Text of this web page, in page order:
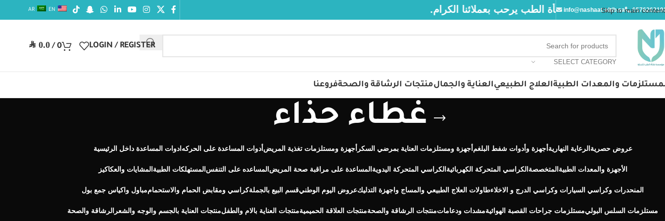
Skip to main content
info@nashaat-altib.sa
🔥✨❤️‍🔥 متجر نشأة الطب يرحب بعملائنا الكرام. EN
AR
SELECT CATEGORY
LOGIN / REGISTER
0
/
SAR 0.0
والمعدات الطبيةالعلاج الطبيعيالعناية والجمالمنتجات الرشاقة والصحةفروعنا
غطاء حذاء
عروض حصريةالرعاية النهاريةأجهزة وأدوات شفط البلغمأجهزة ومستلزمات العناية بمرضي السكرأجهزة ومستلزمات تغذية المريضأدوات المساعدة على الحركهادوات المساعدة داخل الرئيسية
الأجهزة والمعدات الطبيةالمتخصصةالكراسي المتحركة الكهربائيةالكراسي المتحركة اليدويةالمساعدة على مراقبة صحة المريضالمساعده على التنفسالمستهلكات الطبيةالمشايات والعكاكيز
المنحدرات وكراسي السيارات وكراسي الدرج و الاخلاءطاولات العلاج الطبيعي والمساج واجهزة التدليكعروض اليوم الوطنيقسم البيع بالجملةكراسي ومقابض الحمام والاستحماممباول واكياس جمع بول
مستلزمات السلس البوليمستلزمات جراحات القصبة الهوائيةمشدات ودعاماتمنتجات الرشاقة والصحةمنتجات العلاقة الحميميةمنتجات العناية بالام والطفلمنتجات العناية بالجسم والوجه والشعر الرشاقة والصحة